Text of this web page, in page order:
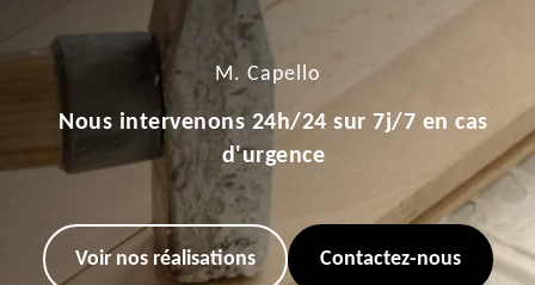
M. Capello
Nous intervenons 24h/24 sur 7j/7 en cas
d'urgence
Voir nos réalisations Contactez-nous